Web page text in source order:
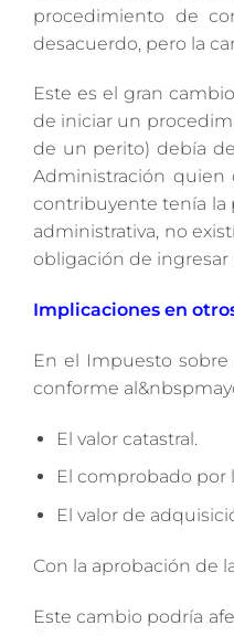
procedimiento de
desacuerdo, pero la
Este es el gran
de iniciar un
de un perito) debía
Administración quien
contribuyente tenía la
administrativa, no
obligación de
Implicaciones en
En el Impuesto
conforme
El valor catastral.
El comprobado por
El valor de
Con la aprobación de
Este cambio podría